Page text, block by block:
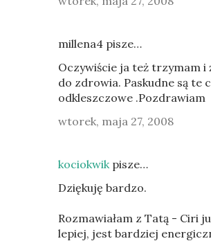
millena4 pisze…
Oczywiście ja też trzymam
do zdrowia. Paskudne są te
odkleszczowe .Pozdrawiam
wtorek, maja 27, 2008
kociokwikpisze…
Dziękuję bardzo.
Rozmawiałam z Tatą - Ciri
lepiej, jest bardziej